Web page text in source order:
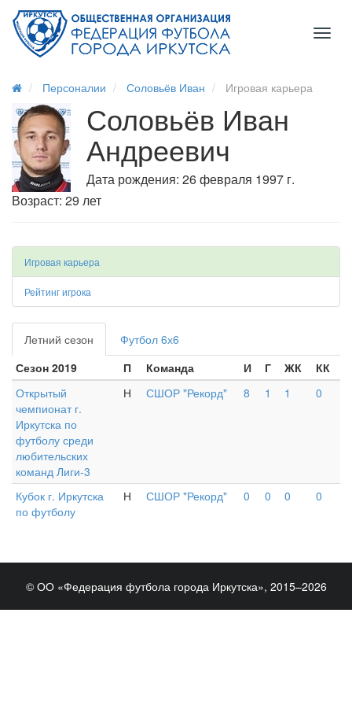
Персоналии Соловьёв Иван Игровая карьера
Соловьёв Иван
Андреевич
Дата рождения: 26 февраля 1997 г.
Возраст: 29 лет
Игровая карьера
Рейтинг игрока
Летний сезон
Футбол 6х6
Сезон 2019
П Команда И Г ЖК
КК
Открытый
чемпионат г.
Иркутска по
футболу среди
любительских
команд Лиги-3
Н СШОР "Рекорд" 8 1 1 0
Кубок г. Иркутска
по футболу
Н СШОР "Рекорд" 0 0 0 0
© ОО «Федерация футбола города Иркутска», 2015–2026